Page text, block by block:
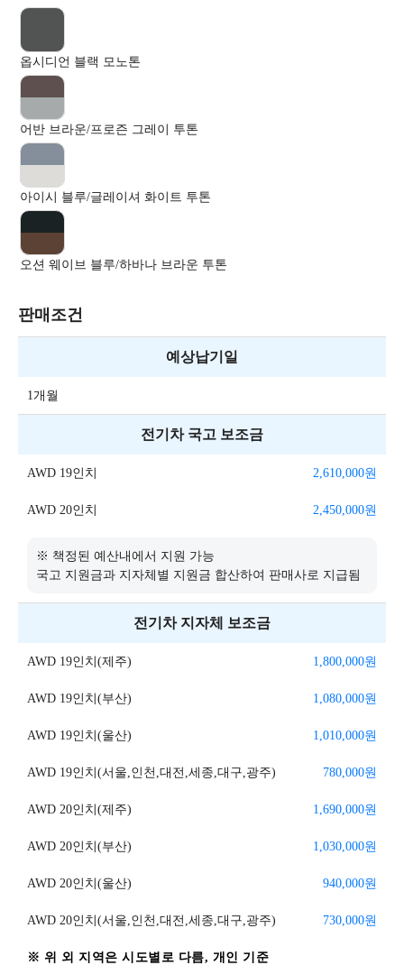
옵시디언 블랙 모노톤
어반 브라운/프로즌 그레이 투톤
아이시 블루/글레이셔 화이트 투톤
오션 웨이브 블루/하바나 브라운 투톤
판매조건
예상납기일
1개월
전기차 국고 보조금
AWD 19인치 2,610,000원
AWD 20인치 2,450,000원
※ 책정된 예산내에서 지원 가능
국고 지원금과 지자체별 지원금 합산하여 판매사로 지급됨
전기차 지자체 보조금
AWD 19인치(제주) 1,800,000원
AWD 19인치(부산) 1,080,000원
AWD 19인치(울산) 1,010,000원
AWD 19인치(서울,인천,대전,세종,대구,광주) 780,000원
AWD 20인치(제주) 1,690,000원
AWD 20인치(부산) 1,030,000원
AWD 20인치(울산) 940,000원
AWD 20인치(서울,인천,대전,세종,대구,광주) 730,000원
※ 위 외 지역은 시도별로 다름, 개인 기준